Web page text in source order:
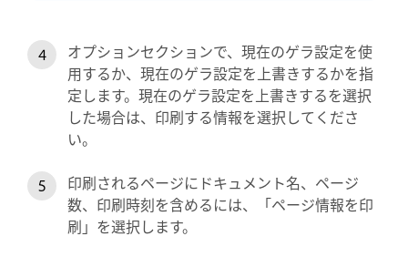
オプションセクションで、現在のゲラ設定を使
用するか、現在のゲラ設定を上書きするかを指
定します。現在のゲラ設定を上書きするを選択
した場合は、印刷する情報を選択してくださ
い。
印刷されるページにドキュメント名、ページ
数、印刷時刻を含めるには、「ページ情報を印
刷」を選択します。